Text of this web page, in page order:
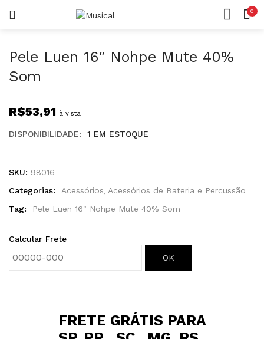
0
CONTA
Lembrar-me
Senha perdida?
Pele Luen 16″ Nohpe Mute 40%
Som
R$53,91 à vista
DISPONIBILIDADE: 1 EM ESTOQUE
SKU: 98016
Categorias:
Acessórios Acessórios de Bateria e Percussão
Tag:
Pele Luen 16" Nohpe Mute 40% Som
Calcular Frete
OK
FRETE GRÁTIS PARA